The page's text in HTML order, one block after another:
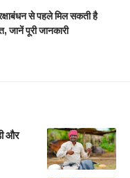
से पहले मिल सकती है
जानें पूरी जानकारी
और